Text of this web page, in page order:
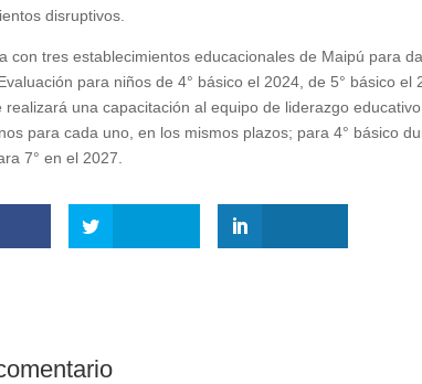
disruptivos.
con tres establecimientos educacionales de Maipú para
para niños de 4° básico el 2024, de 5° básico el
realizará una capacitación al equipo de liderazgo
para cada uno, en los mismos plazos; para 4° básico
7° en el 2027.